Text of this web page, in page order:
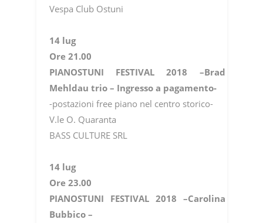
Vespa Club Ostuni
14 lug
Ore 21.00
PIANOSTUNI FESTIVAL 2018 –Brad
Mehldau trio – Ingresso a pagamento-
-postazioni free piano nel centro storico-
V.le O. Quaranta
BASS CULTURE SRL
14 lug
Ore 23.00
PIANOSTUNI FESTIVAL 2018 –Carolina
Bubbico –